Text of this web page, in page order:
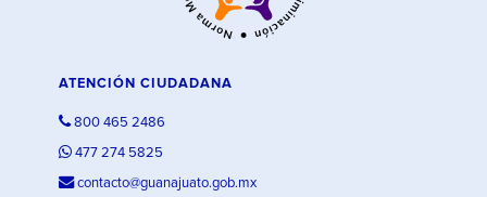
ATENCIÓN CIUDADANA
800 465 2486
477 274 5825
contacto@guanajuato.gob.mx